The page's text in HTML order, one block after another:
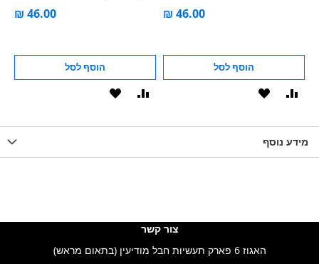
הוסף לסל
הוסף
הוסף לסל
הוסף
מידע נוסף
צור קשר
האגוז 6 פארק תעשיות חבל מודיעין (בתאום מראש)